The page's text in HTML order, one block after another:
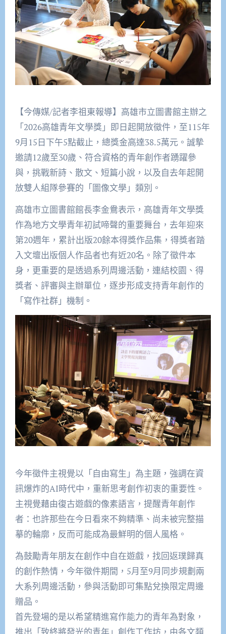
【今傳媒/記者李祖東報導】高雄市立圖書館主辦之
「2026高雄青年文學獎」即日起開放徵件，至115年
9月15日下午5點截止，總獎金高達38.5萬元。誠摯
邀請12歲至30歲、符合資格的青年創作者踴躍參
與，挑戰新詩、散文、短篇小說，以及自去年起開
放雙人組隊參賽的「圖像文學」類別。
高雄市立圖書館館長李金鴦表示，高雄青年文學獎
作為地方文學青年初試啼聲的重要舞台，去年迎來
第20週年，累計出版20餘本得獎作品集，得獎者踏
入文壇出版個人作品者也有近20名。除了徵件本
身，更重要的是透過系列周邊活動，連結校園、得
獎者、評審與主辦單位，逐步形成支持青年創作的
「寫作社群」機制。
今年徵件主視覺以「自由寫生」為主題，強調在資
訊爆炸的AI時代中，重新思考創作初衷的重要性。
主視覺藉由復古遊戲的像素語言，提醒青年創作
者：也許那些在今日看來不夠精準、尚未被完整描
摹的輪廓，反而可能成為最鮮明的個人風格。
為鼓勵青年朋友在創作中自在遊戲，找回返璞歸真
的創作熱情，今年徵件期間，5月至9月同步規劃兩
大系列周邊活動，參與活動即可集點兌換限定周邊
贈品。
首先登場的是以希望精進寫作能力的青年為對象，
推出「致終將發光的青年」創作工作坊，由各文類